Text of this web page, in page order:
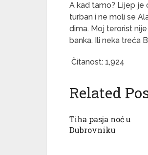
A kad tamo? Lijep je
turban i ne moli se
dima. Moj terorist
banka. Ili neka treća
Čitanost: 1,924
Related
Tiha pasja noć u
Dubrovniku